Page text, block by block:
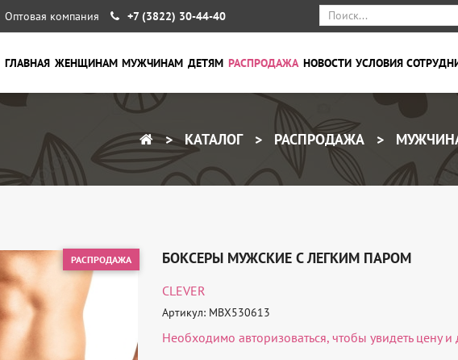
Оптовая компания +7 (3822) 30-44-40
ГЛАВНАЯ ЖЕНЩИНАМ МУЖЧИНАМ ДЕТЯМ РАСПРОДАЖА НОВОСТИ УСЛОВИЯ
КАТАЛОГ РАСПРОДАЖА
РАСПРОДАЖА БОКСЕРЫ МУЖСКИЕ С ЛЕГКИМ ПАРОМ
CLEVER
Артикул: MBX530613
Необходимо авторизоваться, чтобы увидеть цену